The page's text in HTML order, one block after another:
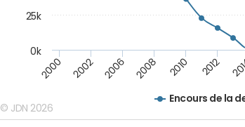
Encours de la
2000 2002 2006 2008 2010 2012
0k
25k
© JDN 2026